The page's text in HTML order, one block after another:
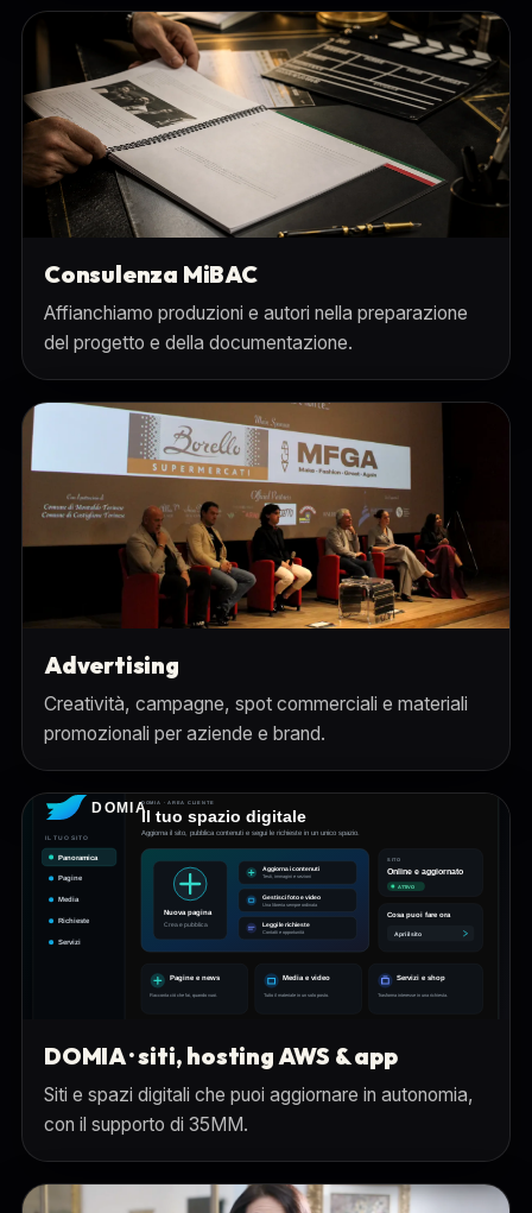
Consulenza MiBAC
Affianchiamo produzioni e autori nella preparazione
del progetto e della documentazione.
Advertising
Creatività, campagne, spot commerciali e materiali
promozionali per aziende e brand.
DOMIA · siti, hosting AWS & app
Siti e spazi digitali che puoi aggiornare in autonomia,
con il supporto di 35MM.